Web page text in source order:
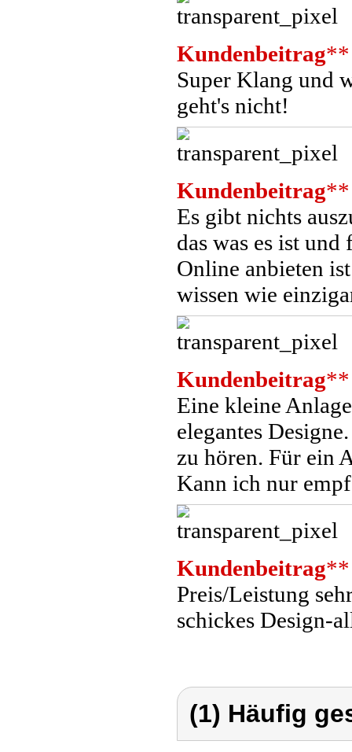
Kundenbeitrag**
Super Klang und
geht's nicht!
Kundenbeitrag**
Es gibt nichts
das was es ist
Online anbieten
wissen wie
Kundenbeitrag**
Eine kleine
elegantes
zu hören. Für ein
Kann ich nur
Kundenbeitrag**
Preis/Leistung
schickes Design-
(1) Häufig